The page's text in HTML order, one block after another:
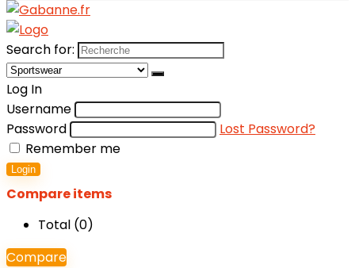
Search for:
Log In
Username
Password
Lost Password?
Remember me
Login
Compare items
Total (0)
Compare